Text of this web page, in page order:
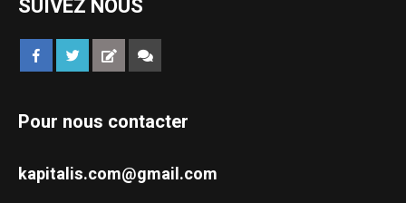
SUIVEZ NOUS
Pour nous contacter
kapitalis.com@gmail.com